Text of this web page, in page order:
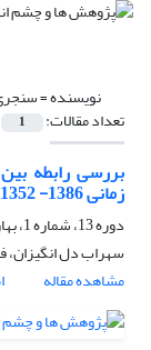
نویسنده =
تعداد مقالات: 1
بررسی رابطه
زمانی 1386- 1352
دوره 13، شماره 1، بهار 1392، صفحه
سهراب دل
مشاهده مقاله